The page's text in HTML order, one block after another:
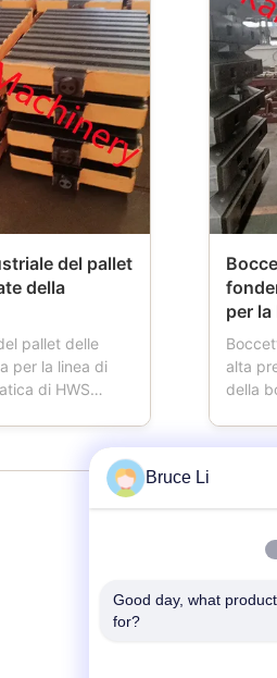
del pallet
della
pallet delle
per la linea di
di HWS
del pallet ha
conducendo il
per
alta
della
Linea di
Bruce Li
Good day, what
for?